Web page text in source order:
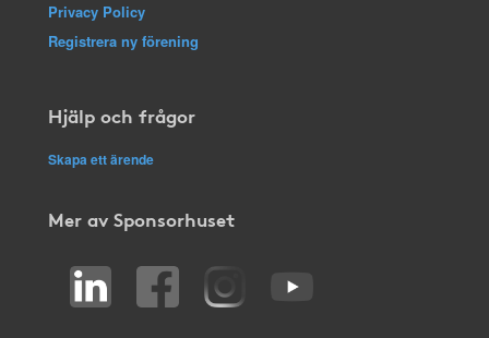
Privacy Policy
Registrera ny förening
Hjälp och frågor
Skapa ett ärende
Mer av Sponsorhuset